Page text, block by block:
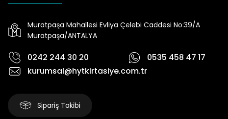
Muratpaşa Mahallesi Evliya Çelebi Caddesi No:39/A
Muratpaşa/ANTALYA
0242 244 30 20
0535 458 47 17
kurumsal@hytkirtasiye.com.tr
Sipariş Takibi